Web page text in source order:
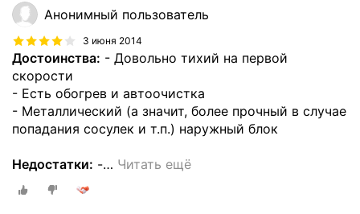
Анонимный пользователь
3 июня 2014
Достоинства: - Довольно тихий на первой
скорости
- Есть обогрев и автоочистка
- Металлический (а значит, более прочный в случае
попадания сосулек и т.п.) наружный блок
Недостатки: -… Читать ещё